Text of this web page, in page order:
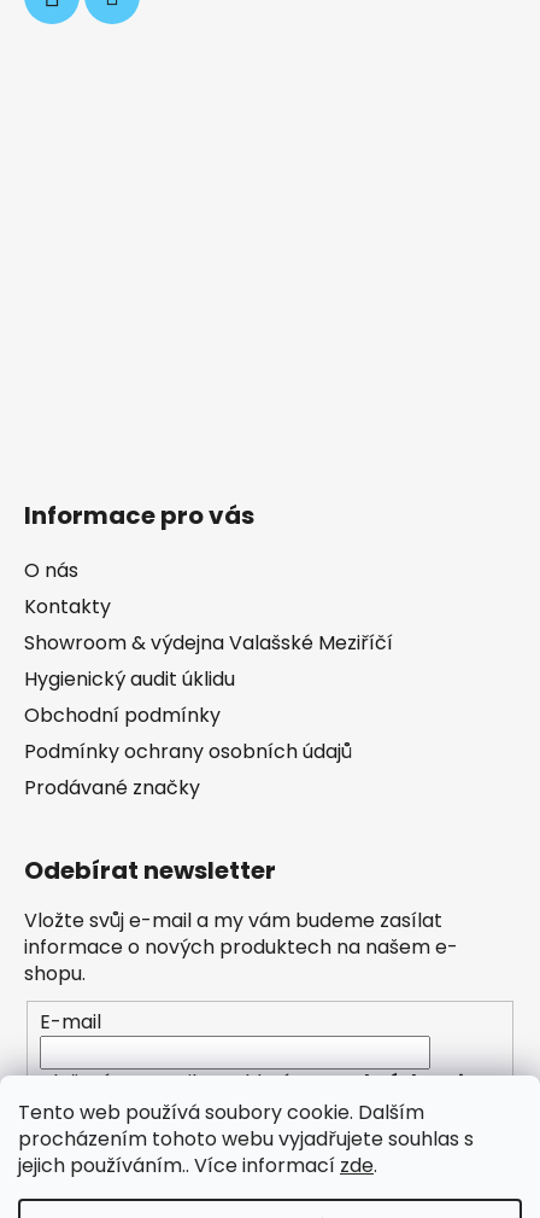
Tento web používá soubory cookie. Dalším
procházením tohoto webu vyjadřujete souhlas s
jejich používáním.. Více informací zde.
Informace pro vás
O nás
Kontakty
Showroom & výdejna Valašské Meziříčí
Hygienický audit úklidu
Obchodní podmínky
Podmínky ochrany osobních údajů
Prodávané značky
Odebírat newsletter
Vložte svůj e-mail a my vám budeme zasílat
informace o nových produktech na našem e-
shopu.
E-mail
Vložením e-mailu souhlasíte spodmínkami
ochrany osobních údajů
PŘIHLÁSIT SE